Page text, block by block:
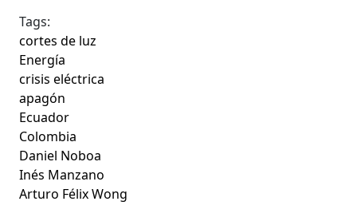
Tags:
cortes de luz
Energía
crisis eléctrica
apagón
Ecuador
Colombia
Daniel Noboa
Inés Manzano
Arturo Félix Wong